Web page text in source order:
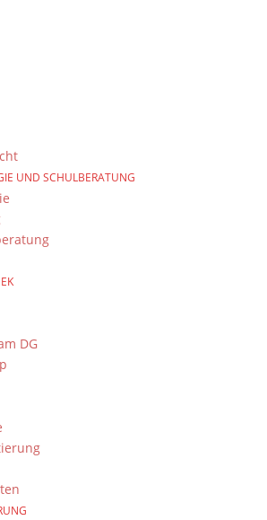
UND SCHULBERATUNG
DG
Bamberg
22
23 90
93 23 92 0
Nachricht.
Datenschutz
Gymnasium Bamberg
auf dem neusten Stand und